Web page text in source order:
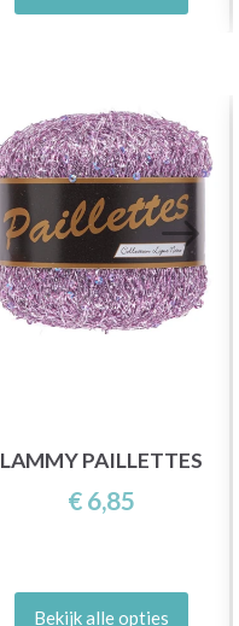
LAMMY PAILLETTES
€ 6,85
Bekijk alle opties